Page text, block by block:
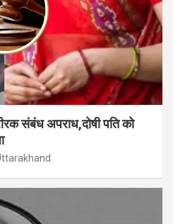
संबंध अपराध,दोषी पति को